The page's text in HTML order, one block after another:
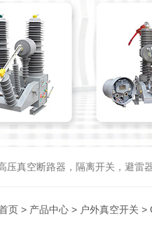
压真空断路器，隔离开关，避雷
页 > 产品中心 > 户外真空开关 >